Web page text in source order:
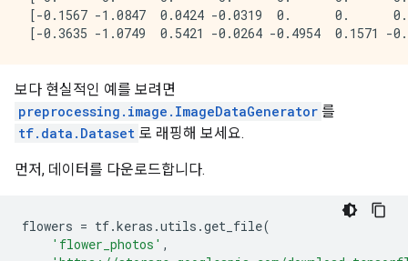
[-0.1567 -1.0847  0.0424 -0.0319  0.      0.
보다 현실적인 예를 보려면
preprocessing.image.ImageDataGenerator 를
tf.data.Dataset 로 래핑해 보세요.
먼저, 데이터를 다운로드합니다.
flowers = tf.keras .utils .get_file(
'flower_photos' ,